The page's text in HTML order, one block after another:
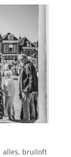
alles, bruiloft